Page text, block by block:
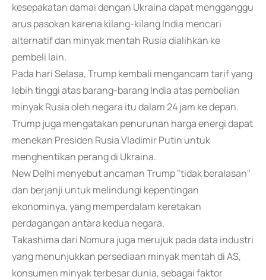
kesepakatan damai dengan Ukraina dapat mengganggu
arus pasokan karena kilang-kilang India mencari
alternatif dan minyak mentah Rusia dialihkan ke
pembeli lain.
Pada hari Selasa, Trump kembali mengancam tarif yang
lebih tinggi atas barang-barang India atas pembelian
minyak Rusia oleh negara itu dalam 24 jam ke depan.
Trump juga mengatakan penurunan harga energi dapat
menekan Presiden Rusia Vladimir Putin untuk
menghentikan perang di Ukraina.
New Delhi menyebut ancaman Trump "tidak beralasan"
dan berjanji untuk melindungi kepentingan
ekonominya, yang memperdalam keretakan
perdagangan antara kedua negara.
Takashima dari Nomura juga merujuk pada data industri
yang menunjukkan persediaan minyak mentah di AS,
konsumen minyak terbesar dunia, sebagai faktor